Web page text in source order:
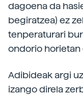
dagoena da
begiratzea) ez
tenperaturari
ondorio horietan
Adibideak argi
izango direla